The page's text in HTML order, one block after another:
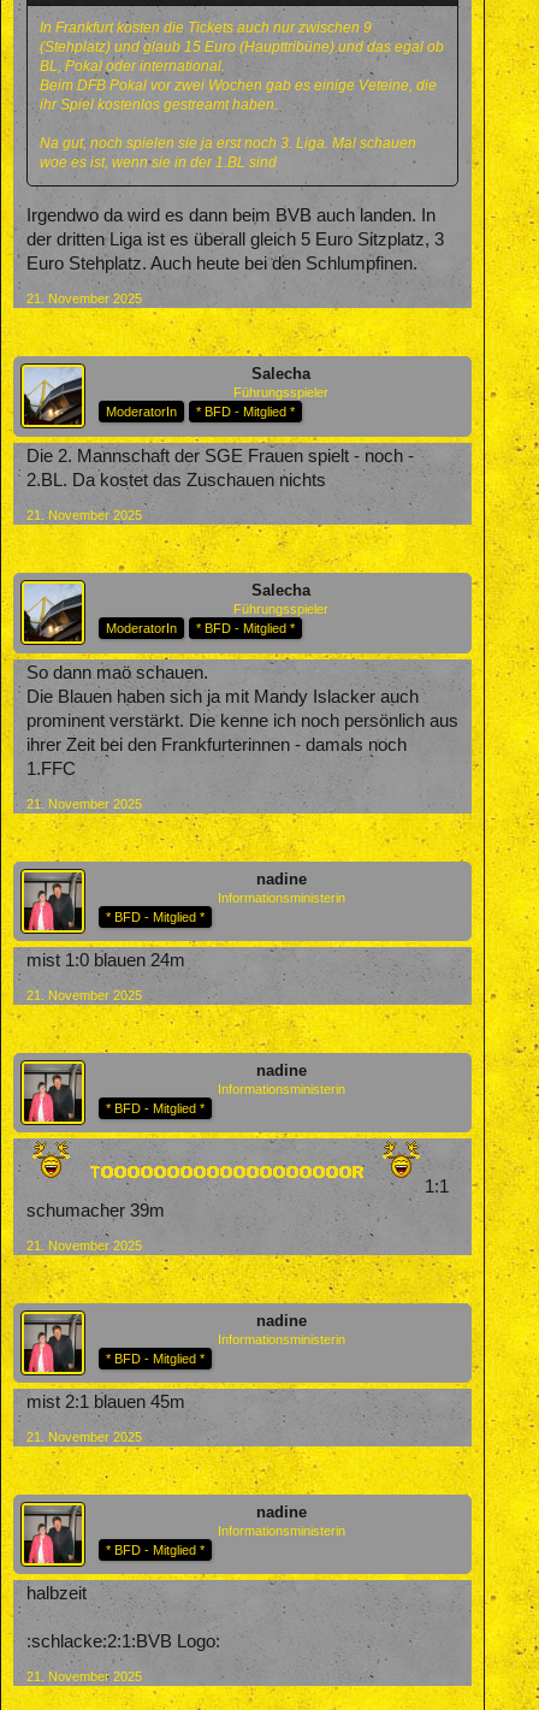
In Frankfurt kosten die Tickets auch nur zwischen 9
(Stehplatz) und glaub 15 Euro (Haupttribüne).und das egal ob
BL, Pokal oder international.
Beim DFB Pokal vor zwei Wochen gab es einige Veteine, die
ihr Spiel kostenlos gestreamt haben.
Na gut, noch spielen sie ja erst noch 3. Liga. Mal schauen
woe es ist, wenn sie in der 1.BL sind
Irgendwo da wird es dann beim BVB auch landen. In
der dritten Liga ist es überall gleich 5 Euro Sitzplatz, 3
Euro Stehplatz. Auch heute bei den Schlumpfinen.
21. November 2025
Salecha
Führungsspieler
ModeratorIn
* BFD - Mitglied *
Die 2. Mannschaft der SGE Frauen spielt - noch -
2.BL. Da kostet das Zuschauen nichts
21. November 2025
Salecha
Führungsspieler
ModeratorIn
* BFD - Mitglied *
So dann maö schauen.
Die Blauen haben sich ja mit Mandy Islacker auch
prominent verstärkt. Die kenne ich noch persönlich aus
ihrer Zeit bei den Frankfurterinnen - damals noch
1.FFC
21. November 2025
nadine
Informationsministerin
* BFD - Mitglied *
mist 1:0 blauen 24m
21. November 2025
nadine
Informationsministerin
* BFD - Mitglied *
1:1
schumacher 39m
21. November 2025
nadine
Informationsministerin
* BFD - Mitglied *
mist 2:1 blauen 45m
21. November 2025
nadine
Informationsministerin
* BFD - Mitglied *
halbzeit
:schlacke:2:1:BVB Logo:
21. November 2025